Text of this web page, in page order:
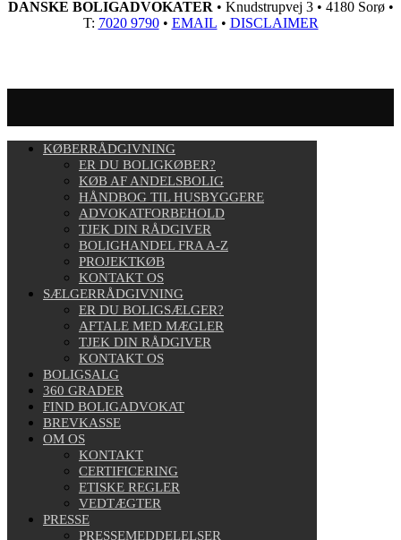
DANSKE BOLIGADVOKATER • Knudstrupvej 3 • 4180 Sorø •
T: 7020 9790• EMAIL • DISCLAIMER
KØBERRÅDGIVNING
ER DU BOLIGKØBER?
KØB AF ANDELSBOLIG
HÅNDBOG TIL HUSBYGGERE
ADVOKATFORBEHOLD
TJEK DIN RÅDGIVER
BOLIGHANDEL FRA A-Z
PROJEKTKØB
KONTAKT OS
SÆLGERRÅDGIVNING
ER DU BOLIGSÆLGER?
AFTALE MED MÆGLER
TJEK DIN RÅDGIVER
KONTAKT OS
BOLIGSALG
360 GRADER
FIND BOLIGADVOKAT
BREVKASSE
OM OS
KONTAKT
CERTIFICERING
ETISKE REGLER
VEDTÆGTER
PRESSE
PRESSEMEDDELELSER